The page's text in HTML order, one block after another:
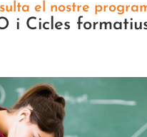
el nostre
i Cicles